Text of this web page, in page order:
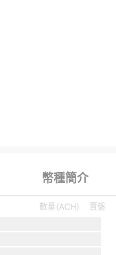
幣種簡介
賣盤
數量(ACH)